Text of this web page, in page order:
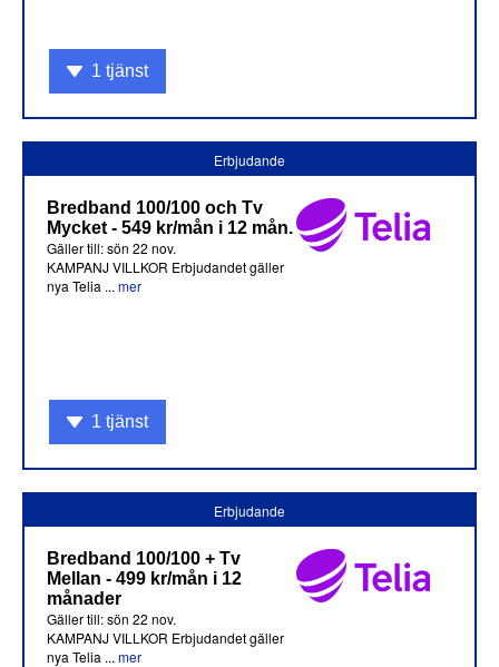
1 tjänst
Erbjudande
Bredband 100/100 och Tv
Mycket - 549 kr/mån i 12 mån.
Gäller till: sön 22 nov.
KAMPANJ VILLKOR Erbjudandet gäller
nya Telia ... mer
1 tjänst
Erbjudande
Bredband 100/100 + Tv
Mellan - 499 kr/mån i 12
månader
Gäller till: sön 22 nov.
KAMPANJ VILLKOR Erbjudandet gäller
nya Telia ... mer